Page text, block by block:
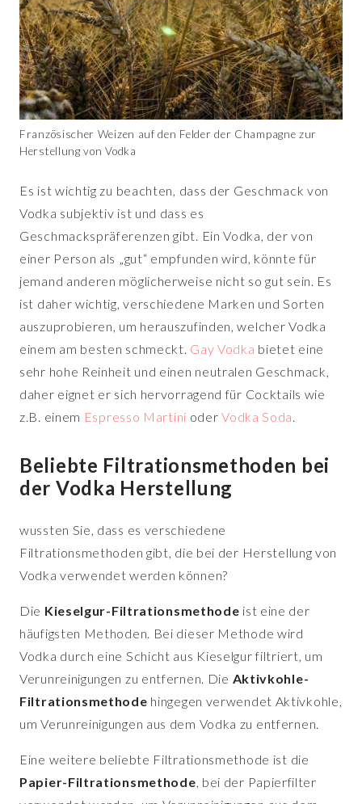
Französischer Weizen auf den Felder der Champagne zur
Herstellung von Vodka
Es ist wichtig zu beachten, dass der Geschmack von
Vodka subjektiv ist und dass es
Geschmackspräferenzen gibt. Ein Vodka, der von
einer Person als „gut“ empfunden wird, könnte für
jemand anderen möglicherweise nicht so gut sein. Es
ist daher wichtig, verschiedene Marken und Sorten
auszuprobieren, um herauszufinden, welcher Vodka
einem am besten schmeckt. Gay Vodka bietet eine
sehr hohe Reinheit und einen neutralen Geschmack,
daher eignet er sich hervorragend für Cocktails wie
z.B. einem Espresso Martini oderVodka Soda.
Beliebte Filtrationsmethoden bei
der Vodka Herstellung
wussten Sie, dass es verschiedene
Filtrationsmethoden gibt, die bei der Herstellung von
Vodka verwendet werden können?
Die Kieselgur-Filtrationsmethode ist eine der
häufigsten Methoden. Bei dieser Methode wird
Vodka durch eine Schicht aus Kieselgur filtriert, um
Verunreinigungen zu entfernen. Die Aktivkohle-
Filtrationsmethode hingegen verwendet Aktivkohle,
um Verunreinigungen aus dem Vodka zu entfernen.
Eine weitere beliebte Filtrationsmethode ist die
Papier-Filtrationsmethode, bei der Papierfilter